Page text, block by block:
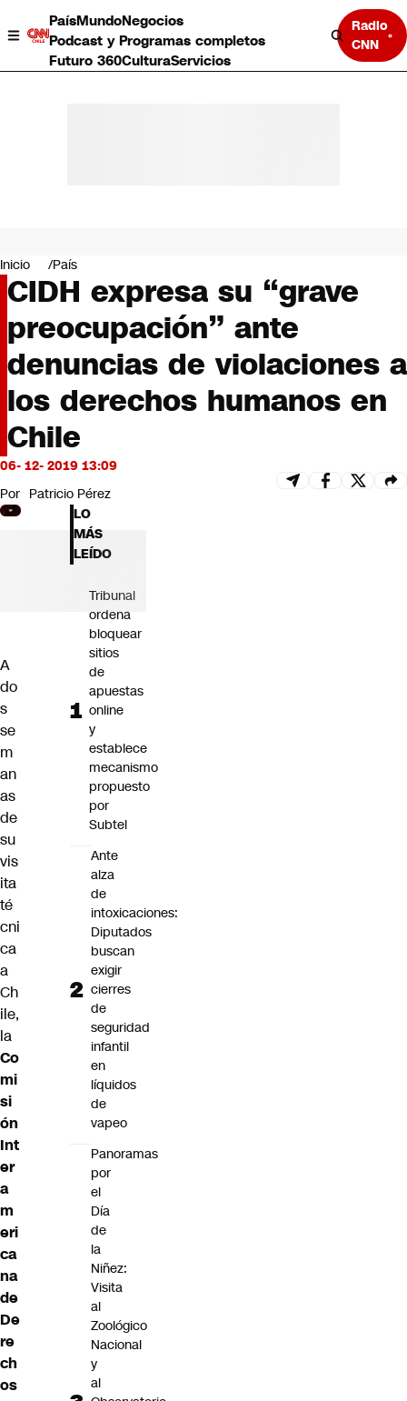
PaísMundoNegocios
Podcast y Programas completos
Futuro 360CulturaServicios
Radio
CNN
Negocios
Deportes
Programas completos
Cultura
Servicios
Bits
CNN tiempo
Futuro 360
Opinión
Inicio País
CIDH expresa su “grave
preocupación” ante
denuncias de violaciones a
los derechos humanos en
Chile
06- 12- 2019 13:09
Por Patricio Pérez
A
do
s
se
m
an
as
de
su
vis
ita
té
cni
ca
a
Ch
ile,
la
Co
mi
si
ón
Int
er
a
m
eri
ca
na
de
De
re
ch
os
LO
MÁS
LEÍDO
Tribunal
ordena
bloquear
sitios
de
apuestas
online
y
establece
mecanismo
propuesto
por
Subtel
Ante
alza
de
intoxicaciones:
Diputados
buscan
exigir
cierres
de
seguridad
infantil
en
líquidos
de
vapeo
Panoramas
por
el
Día
de
la
Niñez:
Visita
al
Zoológico
Nacional
y
al